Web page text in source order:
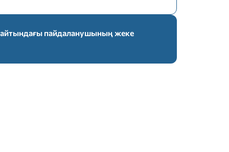
пайдаланушының жеке